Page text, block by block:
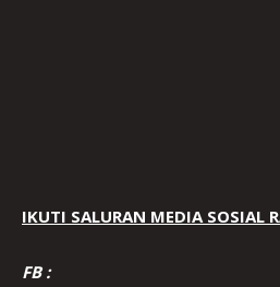
IKUTI SALURAN MEDIA SOSIAL
FB :